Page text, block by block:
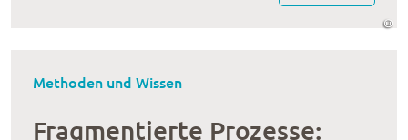
©
Methoden und Wissen
Fragmentierte Prozesse: